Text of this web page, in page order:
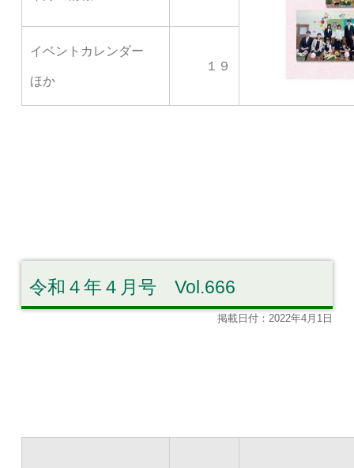
イベントカレンダー
ほか
１９
令和４年４月号 Vol.666
掲載日付：2022年4月1日